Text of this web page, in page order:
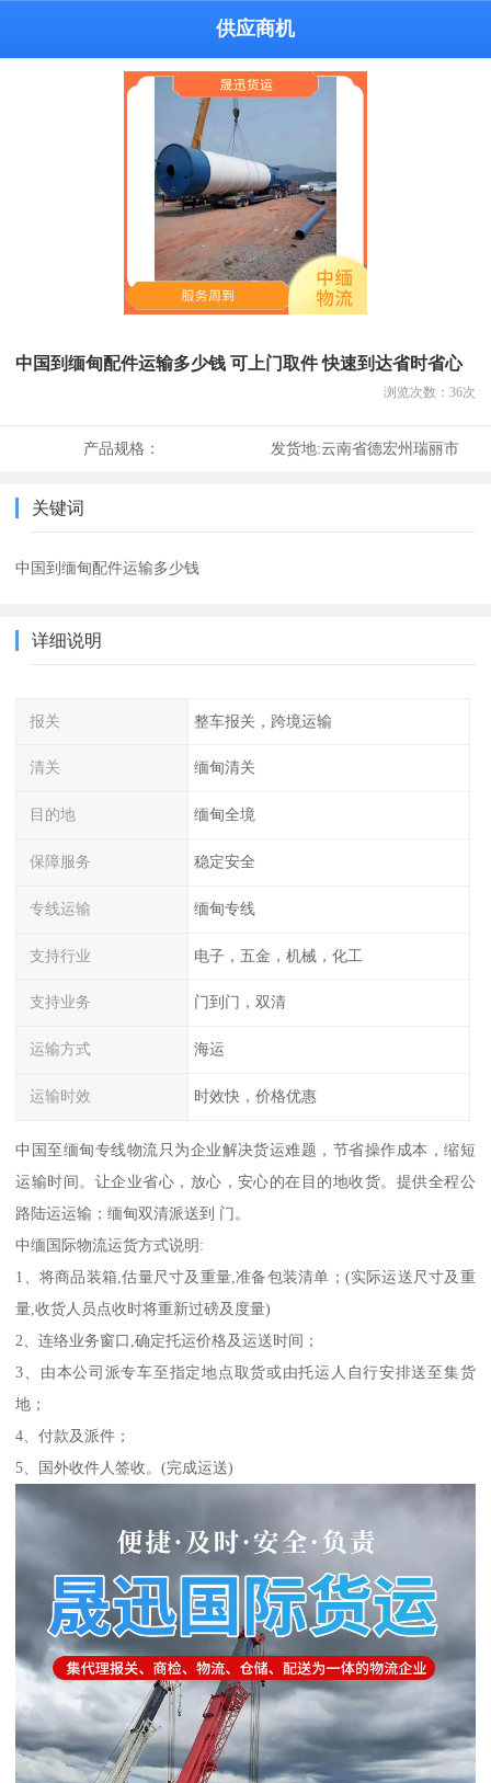
供应商机
中国到缅甸配件运输多少钱 可上门取件 快速到达省时省心
浏览次数： 36次
产品规格： 发货地:云南省德宏州瑞丽市
关键词
中国到缅甸配件运输多少钱
详细说明
报关 整车报关，跨境运输
清关 缅甸清关
目的地 缅甸全境
保障服务 稳定安全
专线运输 缅甸专线
支持行业 电子，五金，机械，化工
支持业务 门到门，双清
运输方式 海运
运输时效 时效快，价格优惠
中国至缅甸专线物流只为企业解决货运难题，节省操作成本，缩短
运输时间。让企业省心，放心，安心的在目的地收货。提供全程公
路陆运运输；缅甸双清派送到 门。
中缅国际物流运货方式说明:
1、将商品装箱,估量尺寸及重量,准备包装清单；(实际运送尺寸及重
量,收货人员点收时将重新过磅及度量)
2、连络业务窗口,确定托运价格及运送时间；
3、由本公司派专车至指定地点取货或由托运人自行安排送至集货
地；
4、付款及派件；
5、国外收件人签收。(完成运送)